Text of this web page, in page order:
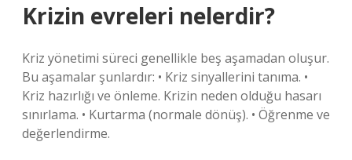
Krizin evreleri nelerdir?
Kriz yönetimi süreci genellikle beş aşamadan oluşur.
Bu aşamalar şunlardır: • Kriz sinyallerini tanıma. •
Kriz hazırlığı ve önleme. Krizin neden olduğu hasarı
sınırlama. • Kurtarma (normale dönüş). • Öğrenme ve
değerlendirme.